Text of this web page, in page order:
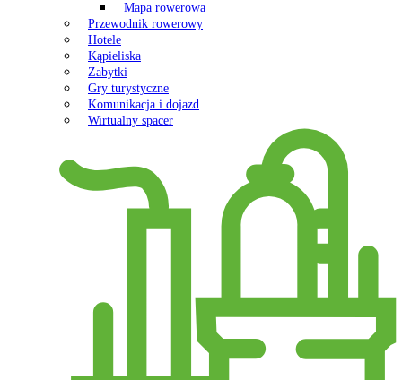
Mapa rowerowa
Przewodnik rowerowy
Hotele
Kąpieliska
Zabytki
Gry turystyczne
Komunikacja i dojazd
Wirtualny spacer